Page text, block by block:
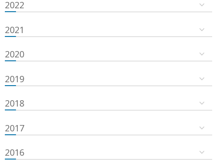
2022
2021
2020
2019
2018
2017
2016